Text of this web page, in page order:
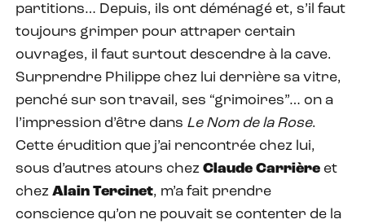
partitions… Depuis, ils ont déménagé et, s’il faut
toujours grimper pour attraper certain
ouvrages, il faut surtout descendre à la cave.
Surprendre Philippe chez lui derrière sa vitre,
penché sur son travail, ses “grimoires”… on a
l’impression d’être dans Le Nom de la Rose.
Cette érudition que j’ai rencontrée chez lui,
sous d’autres atours chez Claude Carrière et
chez Alain Tercinet, m’a fait prendre
conscience qu’on ne pouvait se contenter de la